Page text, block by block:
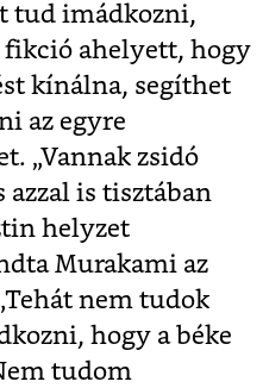
tud imádkozni,
fikció ahelyett, hogy
kínálna, segíthet
az egyre
„Vannak zsidó
azzal is tisztában
helyzet
Murakami az
nem tudok
hogy a béke
tudom